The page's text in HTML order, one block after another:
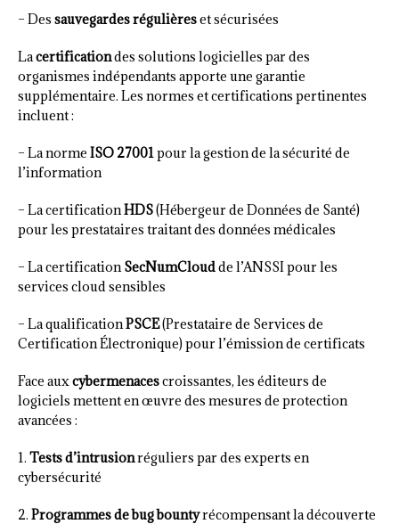
– Des sauvegardes régulièreset sécurisées
Lacertificationdes solutions logicielles par des
organismes indépendants apporte une garantie
supplémentaire. Les normes et certifications pertinentes
incluent :
– La norme ISO 27001pour la gestion de la sécurité de
l’information
– La certificationHDS(Hébergeur de Données de Santé)
pour les prestataires traitant des données médicales
– La certificationSecNumCloudde l’ANSSI pour les
services cloud sensibles
– La qualificationPSCE(Prestataire de Services de
Certification Électronique) pour l’émission de certificats
Face auxcybermenacescroissantes, les éditeurs de
logiciels mettent en œuvre des mesures de protection
avancées :
1. Tests d’intrusionréguliers par des experts en
cybersécurité
2. Programmes de bug bountyrécompensant la découverte